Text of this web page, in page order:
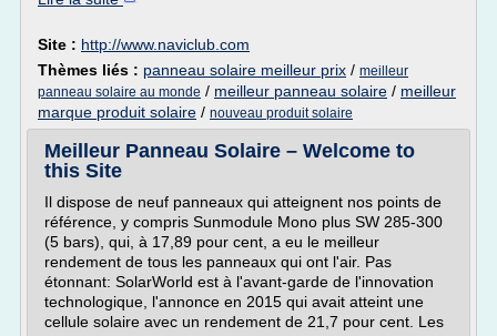
Site : http://www.naviclub.com
Thèmes liés : panneau solaire meilleur prix / meilleur
panneau solaire au monde / meilleur panneau solaire / meilleur
marque produit solaire / nouveau produit solaire
Meilleur Panneau Solaire – Welcome to
this Site
Il dispose de neuf panneaux qui atteignent nos points de
référence, y compris Sunmodule Mono plus SW 285-300
(5 bars), qui, à 17,89 pour cent, a eu le meilleur
rendement de tous les panneaux qui ont l'air. Pas
étonnant: SolarWorld est à l'avant-garde de l'innovation
technologique, l'annonce en 2015 qui avait atteint une
cellule solaire avec un rendement de 21,7 pour cent. Les